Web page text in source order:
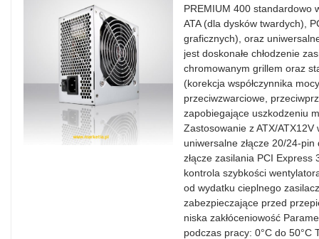
PREMIUM 400 standardowo
ATA (dla dysków twardych),
graficznych), oraz
jest doskonałe chłodzenie
chromowanym grillem oraz
(korekcja współczynnika
przeciwzwarciowe,
zapobiegające uszkodzeniu
Zastosowanie z ATX/
uniwersalne złącze 20/24-pin
złącze zasilania PCI Express
kontrola szybkości
od wydatku cieplnego
zabezpieczające przed
niska zakłóceniowość
podczas pracy: 0°C do 50°C